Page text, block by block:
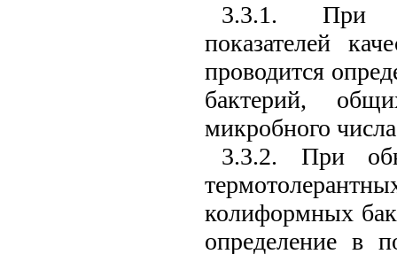
3.3.1. При
показателей
проводится
бактерий,
микробного
3.3.2. При
колиформных
определение в